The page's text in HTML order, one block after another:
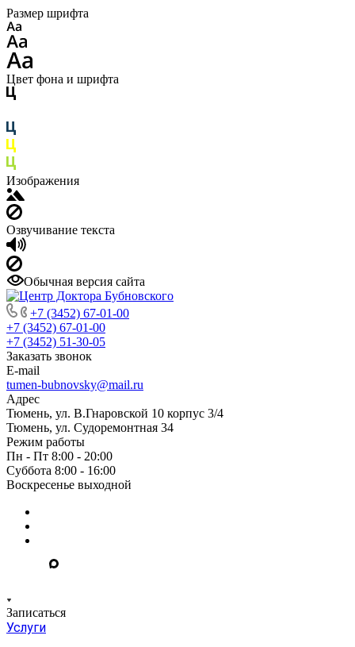
Размер шрифта
Цвет фона и шрифта
Изображения
Озвучивание текста
Обычная версия сайта
+7 (3452) 67-01-00
+7 (3452) 67-01-00
+7 (3452) 51-30-05
Заказать звонок
E-mail
tumen-bubnovsky@mail.ru
Адрес
Тюмень, ул. В.Гнаровской 10 корпус 3/4
Тюмень, ул. Судоремонтная 34
Режим работы
Пн - Пт 8:00 - 20:00
Суббота 8:00 - 16:00
Воскресенье выходной
Записаться
Услуги